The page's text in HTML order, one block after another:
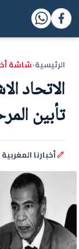
الرئيسية‹شاشة
الاتحاد
تأبين
أخبارنا المغربية